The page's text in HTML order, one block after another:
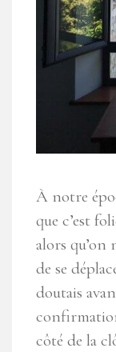
À notre
que c’est
alors qu’on
de se
doutais
côté de la